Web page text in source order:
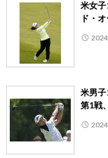
米女
ド・
米男
第1戦